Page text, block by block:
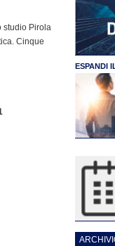
studio Pirola
Cinque
ESPANDI